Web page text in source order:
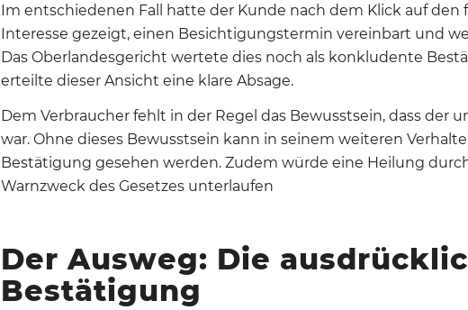
Im entschiedenen Fall hatte der Kunde nach dem Klick auf den
Interesse gezeigt, einen Besichtigungstermin vereinbart und
Das Oberlandesgericht wertete dies noch als konkludente
erteilte dieser Ansicht eine klare Absage.
Dem Verbraucher fehlt in der Regel das Bewusstsein, dass der
war. Ohne dieses Bewusstsein kann in seinem weiteren
Bestätigung gesehen werden. Zudem würde eine Heilung
Warnzweck des Gesetzes unterlaufen
Der Ausweg: Die
Bestätigung